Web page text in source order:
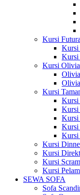
Kursi
Kursi
Kursi
Kursi Olivia
Kursi
Kursi
Kursi
Kursi
Kursi
Kursi
Kursi
Kursi
Kursi
Kursi
SEWA SOFA
Sofa